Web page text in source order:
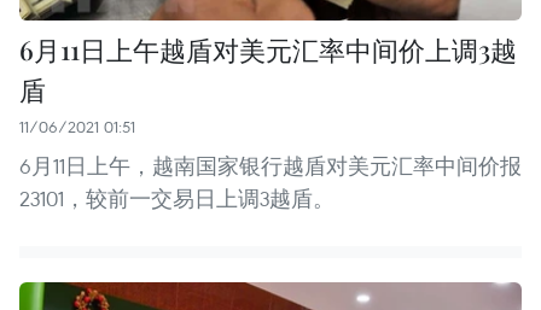
6月11日上午越盾对美元汇率中间价上调3越
盾
11/06/2021 01:51
6月11日上午，越南国家银行越盾对美元汇率中间价报
23101，较前一交易日上调3越盾。